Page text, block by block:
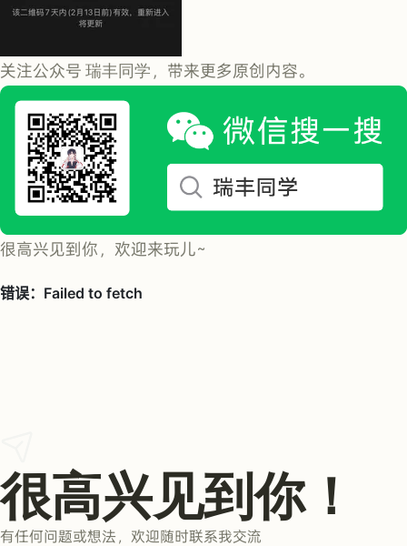
关注公众号 瑞丰同学 ，带来更多原创内容。
很高兴见到你，欢迎来玩儿~
很高兴见到你！
有任何问题或想法，欢迎随时联系我交流